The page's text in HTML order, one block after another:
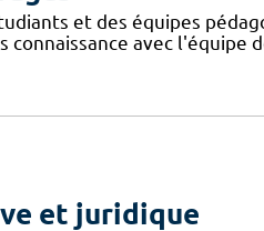
et des équipes
connaissance avec
et juridique